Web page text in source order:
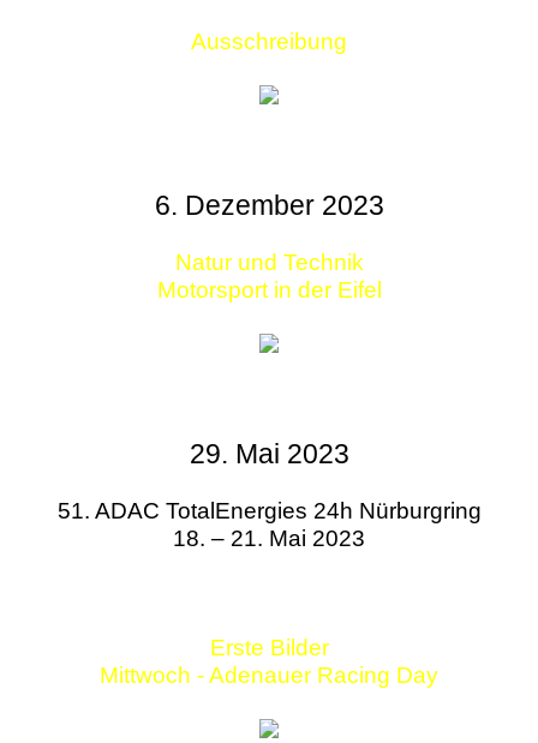
Ausschreibung
6. Dezember 2023
Natur und Technik
Motorsport in der Eifel
29. Mai 2023
51. ADAC TotalEnergies 24h Nürburgring
18. – 21. Mai 2023
Erste Bilder
Mittwoch - Adenauer Racing Day